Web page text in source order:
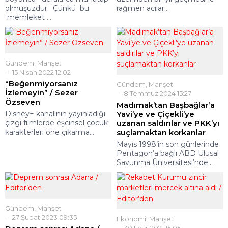
olmuşuzdur. Çünkü bu
memleket ...
rağmen acılar...
Gündem Manşet
15 Nisan 2022 12:02
“Beğenmiyorsanız
İzlemeyin” / Sezer
Özseven
Disney+ kanalının yayınladığı
çizgi filmlerde eşcinsel çocuk
karakterleri öne çıkarma...
Gündem Manşet
8 Temmuz 2024 15:27
Madımak’tan Başbağlar’a
Yavi’ye ve Çiçekli’ye
uzanan saldırılar ve PKK’yı
suçlamaktan korkanlar
Mayıs 1998’in son günlerinde
Pentagon’a bağlı ABD Ulusal
Savunma Üniversitesi’nde...
Gündem Manşet
27 Şubat 2023 09:35
Ekonomi Manşet